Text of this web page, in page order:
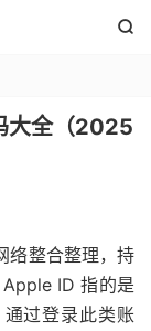

大全（2025
络整合整理，持
ID 指的是
过登录此类账